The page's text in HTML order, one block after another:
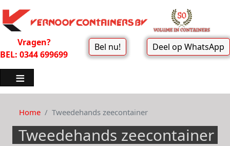
Vragen?
BEL: 0344 699699
Bel nu! Deel op WhatsApp
Home Tweedehands zeecontainer
Tweedehands zeecontainer